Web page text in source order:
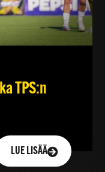
TPS:n
LUE LISÄÄ